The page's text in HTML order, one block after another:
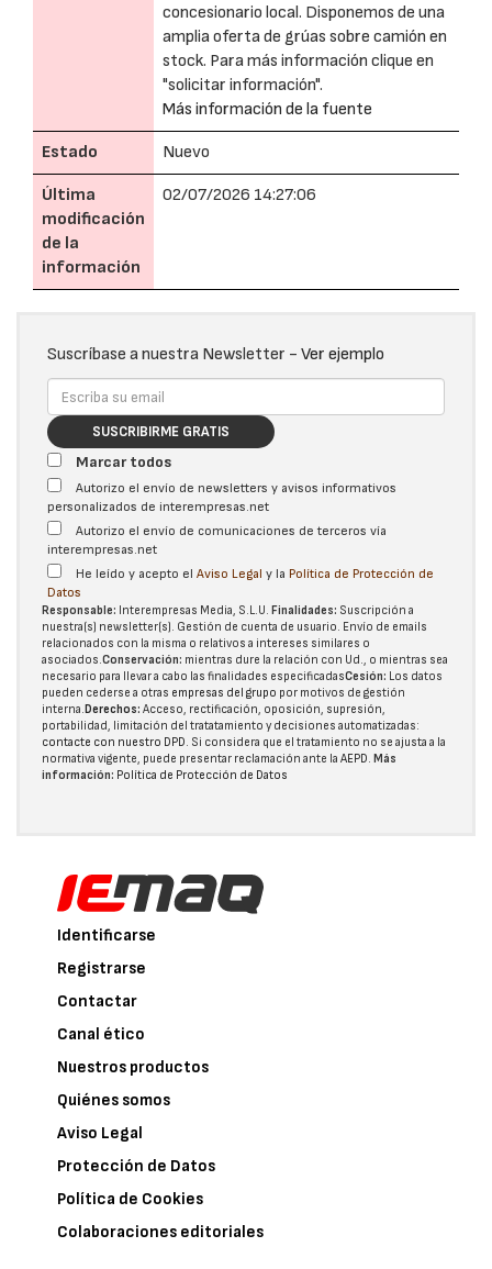
concesionario local. Disponemos de una
amplia oferta de grúas sobre camión en
stock. Para más información clique en
"solicitar información".
Más información de la fuente
Estado Nuevo
Última
modificación
de la
información
02/07/2026 14:27:06
Suscríbase a nuestra Newsletter - Ver ejemplo
SUSCRIBIRME GRATIS
Marcar todos
Autorizo el envío de newsletters y avisos informativos
personalizados de interempresas.net
Autorizo el envío de comunicaciones de terceros vía
interempresas.net
He leído y acepto el Aviso Legal y la Política de Protección de
Datos
Responsable: Interempresas Media, S.L.U. Finalidades: Suscripción a
nuestra(s) newsletter(s). Gestión de cuenta de usuario. Envío de emails
relacionados con la misma o relativos a intereses similares o
asociados.Conservación: mientras dure la relación con Ud., o mientras sea
necesario para llevar a cabo las finalidades especificadasCesión: Los datos
pueden cederse a otras empresas del grupo por motivos de gestión
interna.Derechos: Acceso, rectificación, oposición, supresión,
portabilidad, limitación del tratatamiento y decisiones automatizadas:
contacte con nuestro DPD. Si considera que el tratamiento no se ajusta a la
normativa vigente, puede presentar reclamación ante la AEPD. Más
información: Política de Protección de Datos
Identificarse
Registrarse
Contactar
Canal ético
Nuestros productos
Quiénes somos
Aviso Legal
Protección de Datos
Política de Cookies
Colaboraciones editoriales